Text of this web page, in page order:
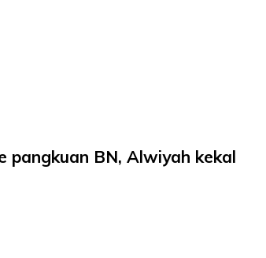
pangkuan BN, Alwiyah kekal